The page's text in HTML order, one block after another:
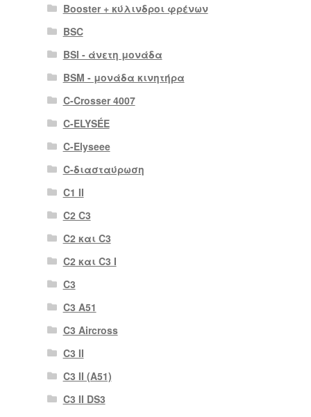
Booster + κύλινδροι φρένων
BSC
BSI - άνετη μονάδα
BSM - μονάδα κινητήρα
C-Crosser 4007
C-ELYSÉE
C-Elyseee
C-διασταύρωση
C1 II
C2 C3
C2 και C3
C2 και C3 I
C3
C3 A51
C3 Aircross
C3 II
C3 II (A51)
C3 II DS3